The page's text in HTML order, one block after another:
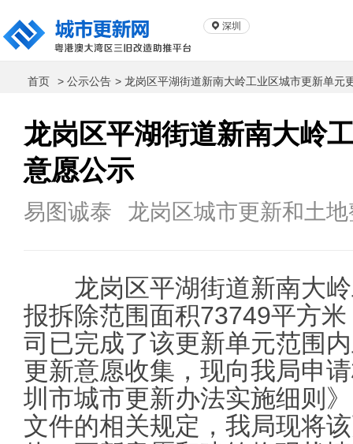
深圳
首页 > 公示公告 > 龙岗区平湖街道新南大岭工业区城市更新单元
龙岗区平湖街道新南大岭
意愿公示
易图诚泰 龙岗区城市更新和土
龙岗区平湖街道新南大
报拆除范围面积73749平方
司已完成了该更新单元范围
更新意愿收集，现向我局申
圳市城市更新办法实施细则
文件的相关规定，我局现将